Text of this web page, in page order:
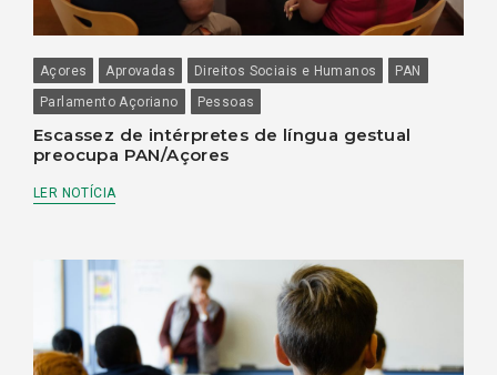
Açores Aprovadas Direitos Sociais e Humanos
PAN
Parlamento Açoriano
Pessoas
Escassez de intérpretes de língua gestual
preocupa PAN/Açores
LER NOTÍCIA